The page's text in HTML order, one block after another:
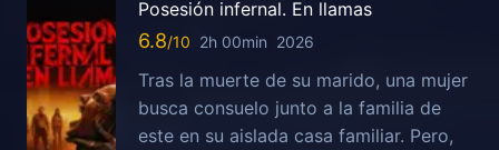
Posesión infernal. En llamas
6.8 2h 00min 2026
Tras la muerte de su marido, una mujer
busca consuelo junto a la familia de
este en su aislada casa familiar. Pero,